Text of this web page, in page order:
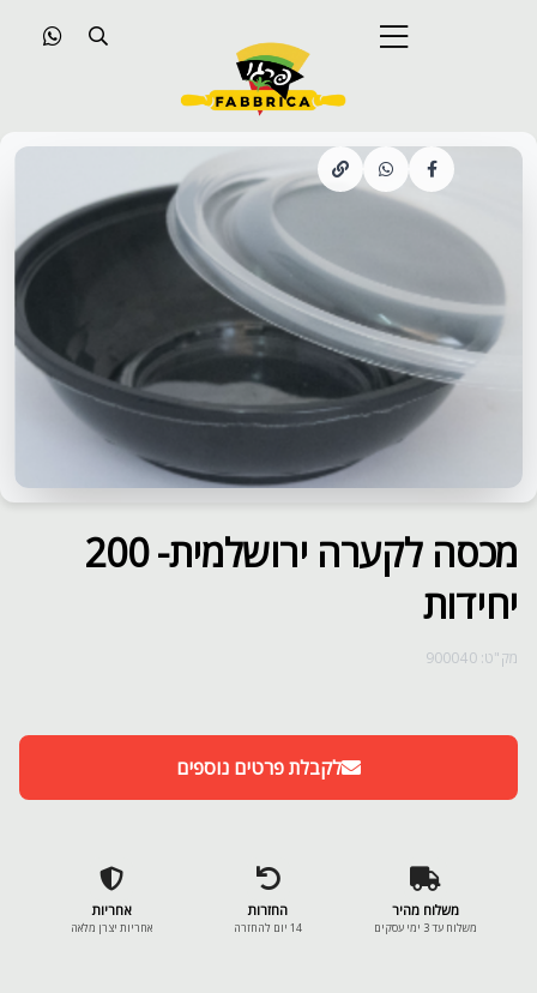
מכסה לקערה ירושלמית- 200
יחידות
מק"ט: 900040
לקבלת פרטים נוספים
משלוח מהיר
משלוח עד 3 ימי עסקים
החזרות
14 יום להחזרה
אחריות
אחריות יצרן מלאה